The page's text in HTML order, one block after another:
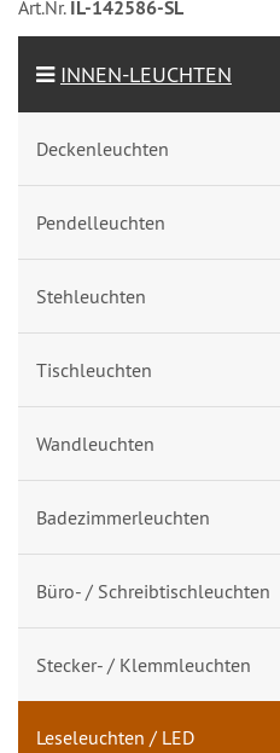
Art.Nr. IL-142586-SL
INNEN-LEUCHTEN
Deckenleuchten
Pendelleuchten
Stehleuchten
Tischleuchten
Wandleuchten
Badezimmerleuchten
Büro- / Schreibtischleuchten
Stecker- / Klemmleuchten
Leseleuchten / LED